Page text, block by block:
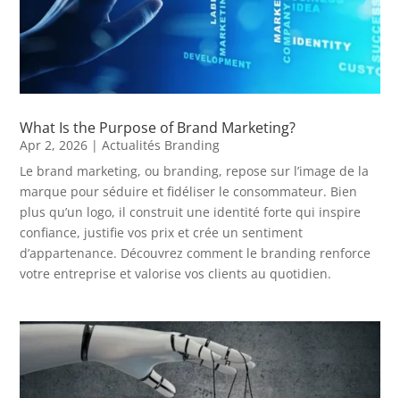
What Is the Purpose of Brand Marketing?
Apr 2, 2026 |Actualités Branding
Le brand marketing, ou branding, repose sur l’image de la
marque pour séduire et fidéliser le consommateur. Bien
plus qu’un logo, il construit une identité forte qui inspire
confiance, justifie vos prix et crée un sentiment
d’appartenance. Découvrez comment le branding renforce
votre entreprise et valorise vos clients au quotidien.